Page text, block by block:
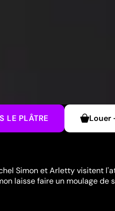
LE PLÂTRE Louer
Simon et Arletty visitent
laisse faire un moulage de